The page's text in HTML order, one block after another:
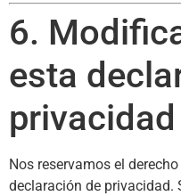
6.
esta
privacidad
Nos reservamos el
declaración de privacidad.